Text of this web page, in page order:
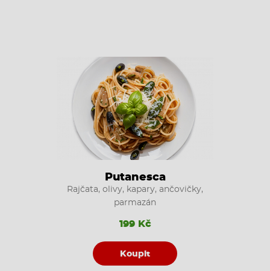
Putanesca
Rajčata, olivy, kapary, ančovičky,
parmazán
199 Kč
Koupit